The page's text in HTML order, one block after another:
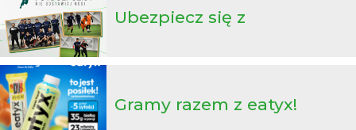
Ubezpiecz się z
futbolpolisy.pl!
Gramy razem z eatyx!